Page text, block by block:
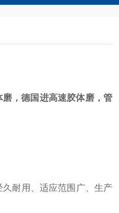
，德国进高速胶体磨，管
耐用、适应范围广、生产